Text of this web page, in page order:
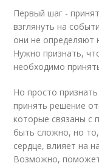
Первый шаг -
взглянуть на
они не определяют
Нужно признать,
необходимо
Но просто
принять решение
которые связаны
быть сложно, но
сердце, влияет на
Возможно,